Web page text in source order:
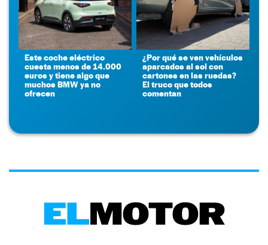
Este coche eléctrico
cuesta menos de 14.000
euros y tiene algo que
muchos BMW ya no
ofrecen
¿Por qué se ven vehículos
aparcados al sol con
cartones en las ruedas?
El truco que todos
comentan